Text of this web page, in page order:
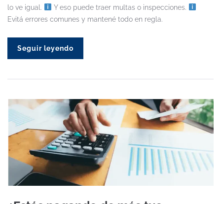
lo ve igual.
Y eso puede traer multas o inspecciones.
Evitá errores comunes y mantené todo en regla.
Seguir leyendo